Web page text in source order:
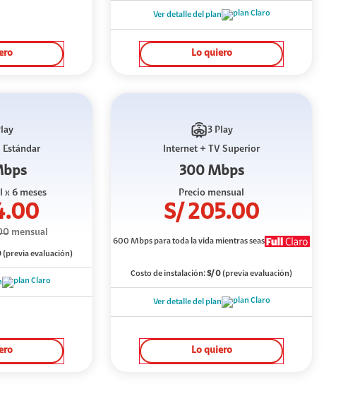
Ver detalle del plan
Lo quiero
x 6 meses
mensual
(previa evaluación)
3 Play
Internet + TV Superior
300 Mbps
Precio mensual
S/205.00
600 Mbpspara toda la vida mientras seas
Costo de instalación:S/0 (previa evaluación)
Ver detalle del plan
Lo quiero